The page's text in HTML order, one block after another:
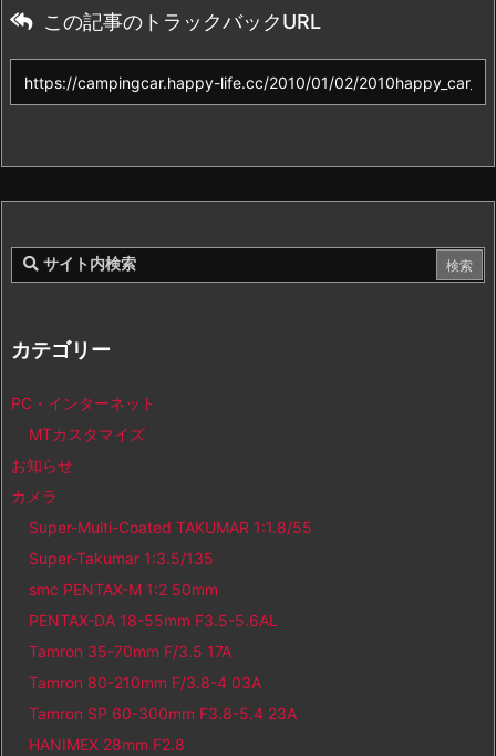
この記事のトラックバックURL
カテゴリー
PC・インターネット
MTカスタマイズ
お知らせ
カメラ
Super-Multi-Coated TAKUMAR 1:1.8/55
Super-Takumar 1:3.5/135
smc PENTAX-M 1:2 50mm
PENTAX-DA 18-55mm F3.5-5.6AL
Tamron 35-70mm F/3.5 17A
Tamron 80-210mm F/3.8-4 03A
Tamron SP 60-300mm F3.8-5.4 23A
HANIMEX 28mm F2.8